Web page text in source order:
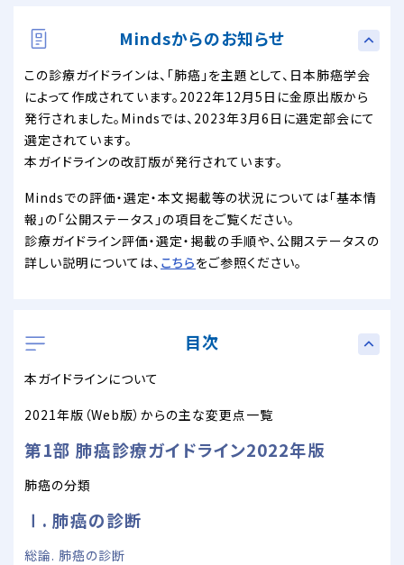
Mindsからのお知らせ
この診療ガイドラインは、「肺癌」を主題として、日本肺癌学会
によって作成されています。2022年12月5日に金原出版から
発行されました。Mindsでは、2023年3月6日に選定部会にて
選定されています。
本ガイドラインの改訂版が発行されています。
Mindsでの評価・選定・本文掲載等の状況については「基本情
報」の「公開ステータス」の項目をご覧ください。
診療ガイドライン評価・選定・掲載の手順や、公開ステータスの
詳しい説明については、 こちらをご参照ください。
目次
本ガイドラインについて
2021年版（Web版）からの主な変更点一覧
第1部 肺癌診療ガイドライン2022年版
肺癌の分類
Ⅰ. 肺癌の診断
総論. 肺癌の診断